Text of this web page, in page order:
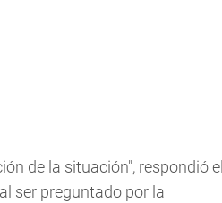
de la situación", respondió el
ser preguntado por la